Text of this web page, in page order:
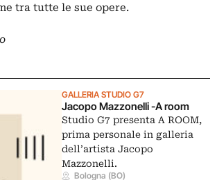
tra tutte le sue opere.
GALLERIA STUDIO G7
Jacopo Mazzonelli -A room
Studio G7 presenta A ROOM,
prima personale in galleria
dell’artista Jacopo
Mazzonelli.
Bologna (BO)